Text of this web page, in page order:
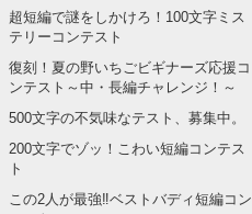
超短編で謎をしかけろ！100文字ミス
テリーコンテスト
復刻！夏の野いちごビギナーズ応援コ
ンテスト～中・長編チャレンジ！～
500文字の不気味なテスト、募集中。
200文字でゾッ！こわい短編コンテス
ト
この2人が最強‼ベストバディ短編コン